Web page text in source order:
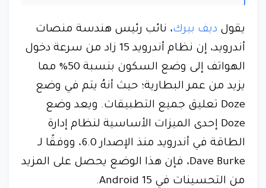
يقول ديف بيرك، نائب رئيس هندسة منصات
أندرويد، إن نظام أندرويد 15 زاد من سرعة دخول
الهواتف إلى وضع السكون بنسبة 50% مما
يزيد من عمر البطارية؛ حيث أنهُ يتم في وضع
Doze تعليق جميع التطبيقات. ويعد وضع
Doze إحدى الميزات الأساسية لنظام إدارة
الطاقة في أندرويد منذ الإصدار 6.0، ووفقًا لـ
Dave Burke، فإن هذا الوضع يحصل على المزيد
من التحسينات في Android 15.